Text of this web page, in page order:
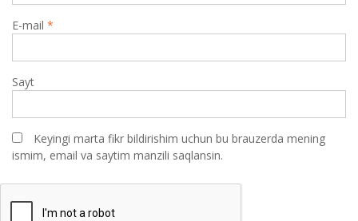
E-mail *
Sayt
Keyingi marta fikr bildirishim uchun bu brauzerda mening
ismim, email va saytim manzili saqlansin.